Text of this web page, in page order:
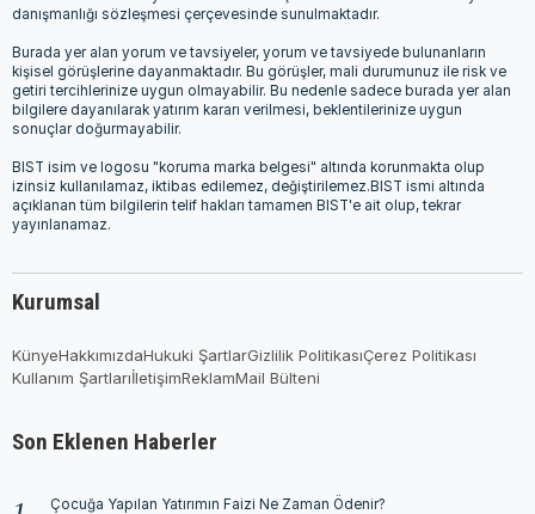
danışmanlığı sözleşmesi çerçevesinde sunulmaktadır.
Burada yer alan yorum ve tavsiyeler, yorum ve tavsiyede bulunanların
kişisel görüşlerine dayanmaktadır. Bu görüşler, mali durumunuz ile risk ve
getiri tercihlerinize uygun olmayabilir. Bu nedenle sadece burada yer alan
bilgilere dayanılarak yatırım kararı verilmesi, beklentilerinize uygun
sonuçlar doğurmayabilir.
BIST isim ve logosu "koruma marka belgesi" altında korunmakta olup
izinsiz kullanılamaz, iktibas edilemez, değiştirilemez.BIST ismi altında
açıklanan tüm bilgilerin telif hakları tamamen BIST'e ait olup, tekrar
yayınlanamaz.
Kurumsal
KünyeHakkımızdaHukuki ŞartlarGizlilik PolitikasıÇerez Politikası
Kullanım ŞartlarıİletişimReklamMail Bülteni
Son Eklenen Haberler
Çocuğa Yapılan Yatırımın Faizi Ne Zaman Ödenir?